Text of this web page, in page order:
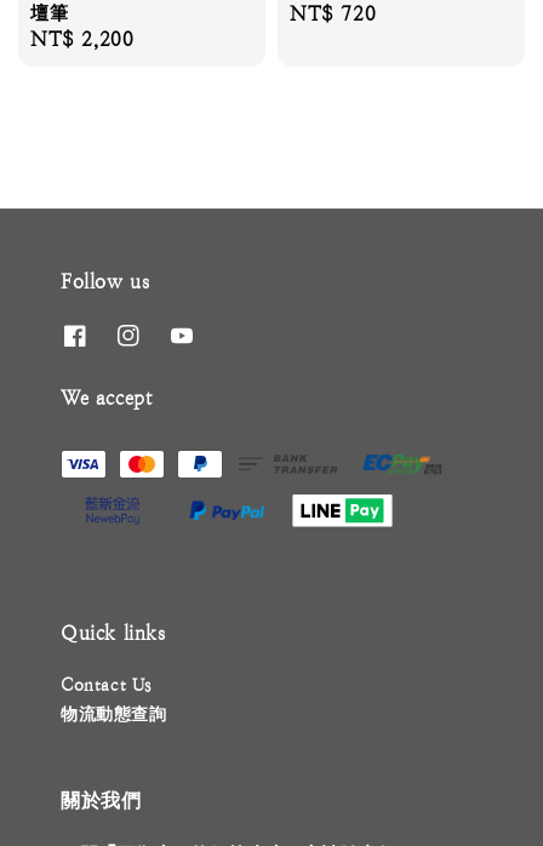
壇筆
Regular
NT$ 2,200
Regular
NT$ 720
Follow us
We accept
Quick links
Contact Us
物流動態查詢
關於我們